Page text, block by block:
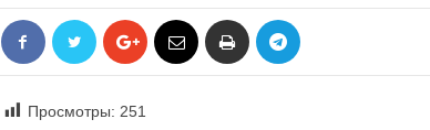
Просмотры: 251